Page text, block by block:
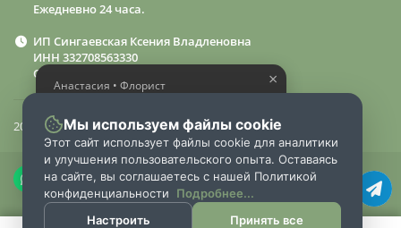
Ежедневно 24 часа.
ИП Сингаевская Ксения Владленовна
ИНН 332708563330
ОГРН 310332714600015
2024 «FlowerGuru»
×
Анастасия • Флорист
букет
Мы используем файлы cookie
Этот сайт использует файлы cookie для аналитики
и улучшения пользовательского опыта. Оставаясь
на сайте, вы соглашаетесь с нашей Политикой
конфиденциальности
Подробнее...
Настроить
Принять все